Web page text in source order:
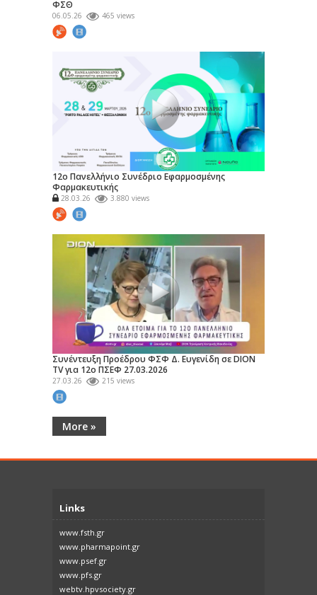
ΦΣΘ
06.05.26 465 views
12ο Πανελλήνιο Συνέδριο Εφαρμοσμένης
Φαρμακευτικής
28.03.26 3.880 views
Συνέντευξη Προέδρου ΦΣΦ Δ. Ευγενίδη σε DION
TV για 12ο ΠΣΕΦ 27.03.2026
27.03.26 215 views
More »
Links
www.fsth.gr
www.pharmapoint.gr
www.psef.gr
www.pfs.gr
webtv.hpvsociety.gr